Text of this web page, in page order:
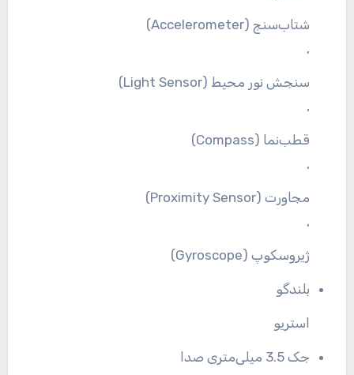
شتاب‌سنج (Accelerometer)
,
سنجش نور محیط (Light Sensor)
,
قطب‌نما (Compass)
,
مجاورت (Proximity Sensor)
,
ژیروسکوپ (Gyroscope)
بلندگو
استریو
جک 3.5 میلی‌متری صدا